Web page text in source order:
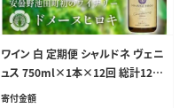
ワイン 白 定期便 シャルドネ ヴェニ
ュス 750ml×1本×12回 総計12本
[ヴィニョブル安曇野 長野県 池田町
寄付金額